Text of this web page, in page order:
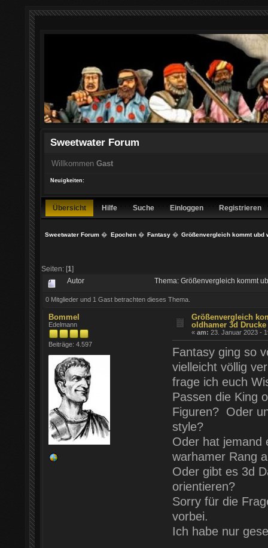
Sweetwater Forum
Willkommen Gast
Neuigkeiten:
Übersicht Hilfe Suche Einloggen Registrieren
Sweetwater Forum � Epochen� Fantasy� Größenvergleich kommt ubd
Seiten: [1]
Autor Thema: Größenvergleich kommt
0 Mitglieder und 1 Gast betrachten dieses Thema.
Bommel
Edelmann
Beiträge: 4.597
Größenvergleich
oldhamer 3d Drucke
«am: 23. Januar 2023 -
Fantasy ging so
vielleicht völlig
frage ich euch
Passen die King
Figuren? Oder
style?
Oder hat jemand
warhamer Rang
Oder gibt es 3d
orientieren?
Sorry für die
vorbei.
Ich habe nur